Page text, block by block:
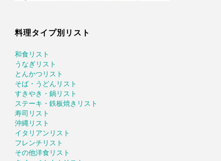
料理タイプ別リスト
和食リスト
うなぎリスト
とんかつリスト
そば・うどんリスト
すきやき・鍋リスト
ステーキ・鉄板焼きリスト
寿司リスト
沖縄リスト
イタリアンリスト
フレンチリスト
その他洋食リスト